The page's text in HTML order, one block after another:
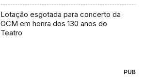
Lotação esgotada para concerto da
OCM em honra dos 130 anos do
Teatro
PUB